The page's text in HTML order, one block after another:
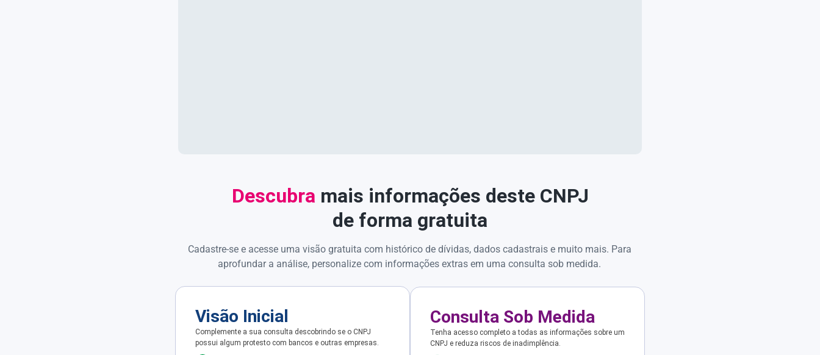
Descubra mais informações deste CNPJ
de forma gratuita
Cadastre-se e acesse uma visão gratuita com histórico de dívidas, dados cadastrais e muito mais. Para
aprofundar a análise, personalize com informações extras em uma consulta sob medida.
Visão Inicial
Complemente a sua consulta descobrindo se o CNPJ
possui algum protesto com bancos e outras empresas.
Consulta Sob Medida
Tenha acesso completo a todas as informações sobre um
CNPJ e reduza riscos de inadimplência.